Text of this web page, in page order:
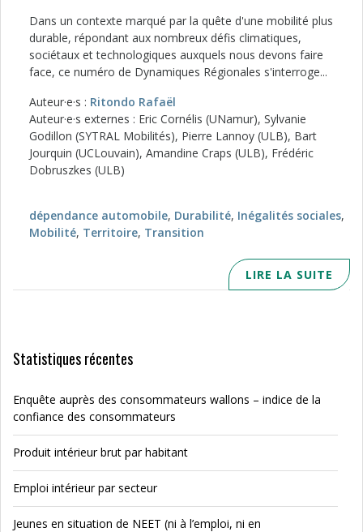
Dans un contexte marqué par la quête d'une mobilité plus
durable, répondant aux nombreux défis climatiques,
sociétaux et technologiques auxquels nous devons faire
face, ce numéro de Dynamiques Régionales s'interroge...
Auteur·e·s : Ritondo Rafaël
Auteur·e·s externes : Eric Cornélis (UNamur), Sylvanie
Godillon (SYTRAL Mobilités), Pierre Lannoy (ULB), Bart
Jourquin (UCLouvain), Amandine Craps (ULB), Frédéric
Dobruszkes (ULB)
dépendance automobile, Durabilité, Inégalités sociales,
Mobilité, Territoire, Transition
LIRE LA SUITE
Statistiques récentes
Enquête auprès des consommateurs wallons – indice de la
confiance des consommateurs
Produit intérieur brut par habitant
Emploi intérieur par secteur
Jeunes en situation de NEET (ni à l’emploi, ni en